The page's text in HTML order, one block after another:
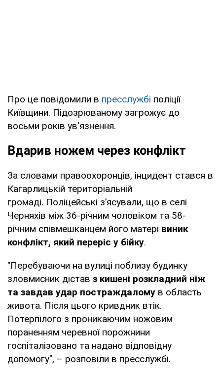
Про це повідомили в пресслужбі поліції
Київщини. Підозрюваному загрожує до
восьми років ув'язнення.
Вдарив ножем через конфлікт
За словами правоохоронців, інцидент стався в
Кагарлицькій територіальній
громаді. Поліцейські з’ясували, що в селі
Черняхів між 36-річним чоловіком та 58-
річним співмешканцем його матері виник
конфлікт, який переріс у бійку.
"Перебуваючи на вулиці поблизу будинку
зловмисник дістав з кишені розкладний ніж
та завдав удар постраждалому в область
живота. Після цього кривдник втік.
Потерпілого з проникаючим ножовим
пораненням черевної порожнини
госпіталізовано та надано відповідну
допомогу", – розповіли в пресслужбі.